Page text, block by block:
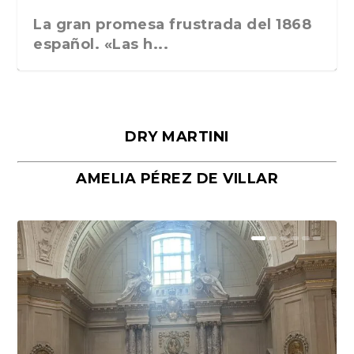
La gran promesa frustrada del 1868
español. «Las h...
Málaga, verso en azul, de Rafael
Porras y Salvador...
«La cocina hebrea. Alimentación
del pueblo judío e...
DRY MARTINI
AMELIA PÉREZ DE VILLAR